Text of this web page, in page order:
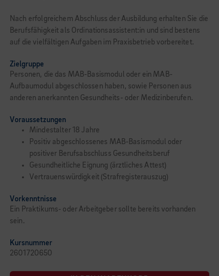
Nach erfolgreichem Abschluss der Ausbildung erhalten Sie die
Berufsfähigkeit als Ordinationsassistent:in und sind bestens
auf die vielfältigen Aufgaben im Praxisbetrieb vorbereitet.
Zielgruppe
Personen, die das MAB-Basismodul oder ein MAB-
Aufbaumodul abgeschlossen haben, sowie Personen aus
anderen anerkannten Gesundheits- oder Medizinberufen.
Voraussetzungen
Mindestalter 18 Jahre
Positiv abgeschlossenes MAB-Basismodul oder
positiver Berufsabschluss Gesundheitsberuf
Gesundheitliche Eignung (ärztliches Attest)
Vertrauenswürdigkeit (Strafregisterauszug)
Vorkenntnisse
Ein Praktikums- oder Arbeitgeber sollte bereits vorhanden
sein.
Kursnummer
2601720650